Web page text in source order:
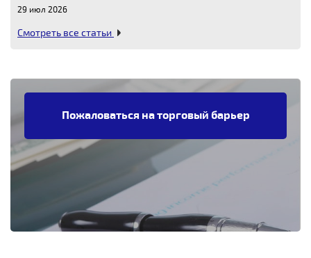
29 июл 2026
Смотреть все статьи
Пожаловаться на торговый барьер